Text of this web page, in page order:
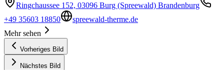
Ringchaussee 152, 03096 Burg (Spreewald) Brandenburg
+49 35603 18850
spreewald-therme.de
Mehr sehen
Vorheriges Bild
Nächstes Bild